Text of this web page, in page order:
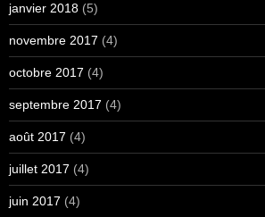
janvier 2018 (5)
novembre 2017 (4)
octobre 2017 (4)
septembre 2017 (4)
août 2017 (4)
juillet 2017 (4)
juin 2017 (4)